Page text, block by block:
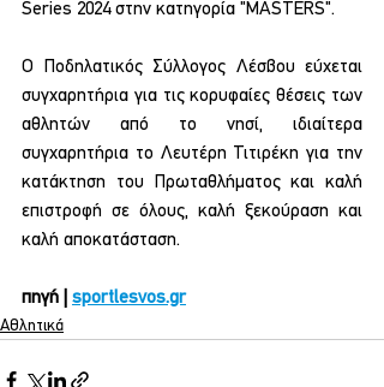
Series 2024 στην κατηγορία "MASTERS".
Ο Ποδηλατικός Σύλλογος Λέσβου εύχεται
συγχαρητήρια για τις κορυφαίες θέσεις των
αθλητών από το νησί, ιδιαίτερα
συγχαρητήρια το Λευτέρη Τιτιρέκη για την
κατάκτηση του Πρωταθλήματος και καλή
επιστροφή σε όλους, καλή ξεκούραση και
καλή αποκατάσταση.
πηγή | sportlesvos.gr
Αθλητικά